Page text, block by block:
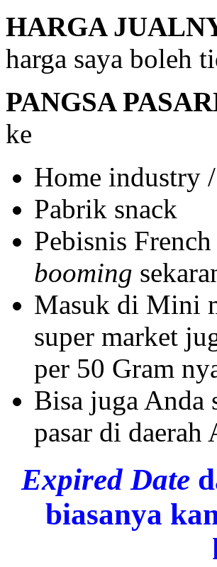
HARGA
harga saya boleh
PANGSA
ke
Home industry
Pabrik snack
Pebisnis
booming
Masuk di Mini
super market
per 50 Gram
Bisa juga Anda
pasar di daerah
Expired Date
biasanya